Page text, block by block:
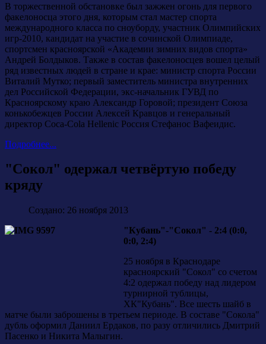
В торжественной обстановке был зажжен огонь для первого
факелоносца этого дня, которым стал мастер спорта
международного класса по сноуборду, участник Олимпийских
игр-2010, кандидат на участие в сочинской Олимпиаде,
спортсмен красноярской «Академии зимних видов спорта»
Андрей Болдыков. Также в состав факелоносцев вошел целый
ряд известных людей в стране и крае: министр спорта России
Виталий Мутко; первый заместитель министра внутренних
дел Российской Федерации, экс-начальник ГУВД по
Красноярскому краю Александр Горовой; президент Союза
конькобежцев России Алексей Кравцов и генеральный
директор Coca-Cola Hellenic Россия Стефанос Вафеидис.
Подробнее...
"Сокол" одержал четвёртую победу
кряду
Создано: 26 ноября 2013
"Кубань"-"Сокол" - 2:4 (0:0,
0:0, 2:4)
25 ноября в Краснодаре
красноярский "Сокол" со счетом
4:2 одержал победу над лидером
турнирной тублицы,
ХК"Кубань". Все шесть шайб в
матче были заброшены в третьем периоде. В составе "Сокола"
дубль оформил Даниил Ердаков, по разу отличились Дмитрий
Пасенко и Никита Малыгин.